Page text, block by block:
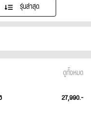
รุ่นล่าสุด
ดูทั้งหมด
27,990.-